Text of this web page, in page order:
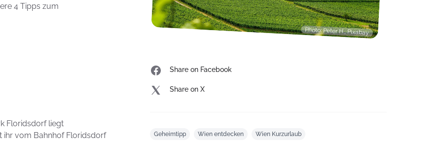
Photo: Peter H., Pixabay
4 Tipps zum
Floridsdorf liegt
ihr vom Bahnhof Floridsdorf
Share on Facebook
Share on X
Geheimtipp Wien entdecken Wien Kurzurlaub